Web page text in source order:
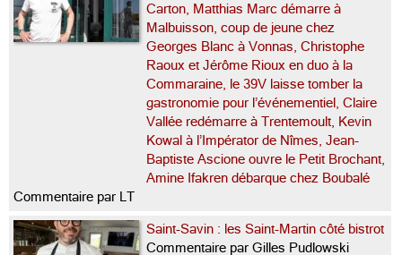
Carton, Matthias Marc démarre à
Malbuisson, coup de jeune chez
Georges Blanc à Vonnas, Christophe
Raoux et Jérôme Rioux en duo à la
Commaraine, le 39V laisse tomber la
gastronomie pour l’événementiel, Claire
Vallée redémarre à Trentemoult, Kevin
Kowal à l’Impérator de Nîmes, Jean-
Baptiste Ascione ouvre le Petit Brochant,
Amine Ifakren débarque chez Boubalé
Commentaire par LT
Saint-Savin : les Saint-Martin côté bistrot
Commentaire par Gilles Pudlowski